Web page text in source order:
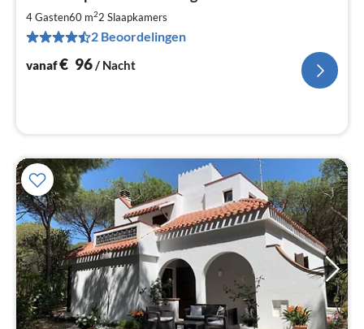
4 Gasten60 m22 Slaapkamers
2 Beoordelingen
vanaf€ 96/ Nacht